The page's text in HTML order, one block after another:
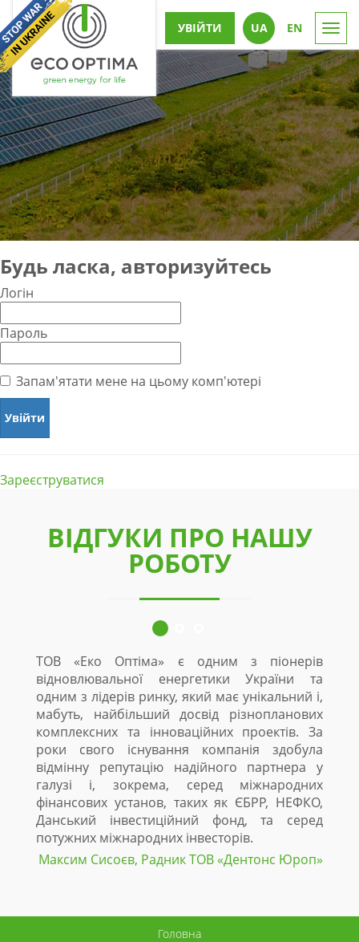
УВІЙТИ UА EN
Будь ласка, авторизуйтесь
Логін
Пароль
Запам'ятати мене на цьому комп'ютері
Зареєструватися
ВІДГУКИ ПРО НАШУ
РОБОТУ
ТОВ «Еко Оптіма» є одним з піонерів
відновлювальної енергетики України та
одним з лідерів ринку, який має унікальний і,
мабуть, найбільший досвід різнопланових
комплексних та інноваційних проектів. За
роки свого існування компанія здобула
відмінну репутацію надійного партнера у
галузі і, зокрема, серед міжнародних
фінансових установ, таких як ЄБРР, НЕФКО,
Данський інвестиційний фонд, та серед
потужних міжнародних інвесторів.
Максим Сисоєв, Радник ТОВ «Дентонc Юроп»
Головна